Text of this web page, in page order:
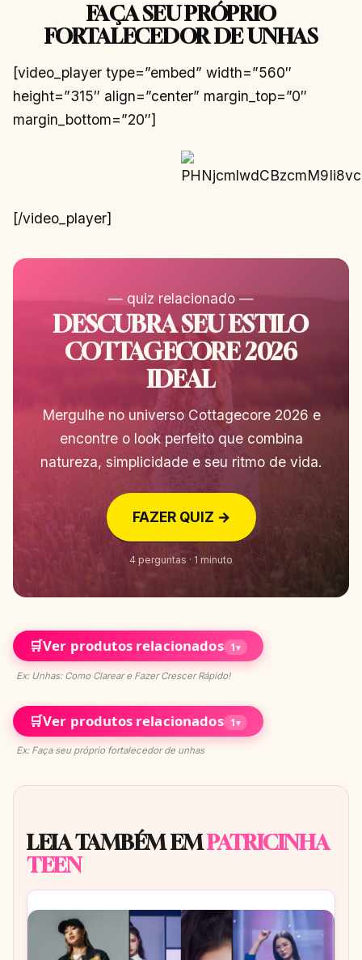
FAÇA SEU PRÓPRIO
FORTALECEDOR DE UNHAS
[video_player type=”embed” width=”560″
height=”315″ align=”center” margin_top=”0″
margin_bottom=”20″]
[/video_player]
— quiz relacionado —
DESCUBRA SEU ESTILO
COTTAGECORE 2026
IDEAL
Mergulhe no universo Cottagecore 2026 e
encontre o look perfeito que combina
natureza, simplicidade e seu ritmo de vida.
FAZER QUIZ →
4 perguntas · 1 minuto
🛒Ver produtos relacionados 1▾
Ex: Unhas: Como Clarear e Fazer Crescer Rápido!
🛒Ver produtos relacionados 1▾
Ex: Faça seu próprio fortalecedor de unhas
LEIA TAMBÉM EMPATRICINHA
TEEN